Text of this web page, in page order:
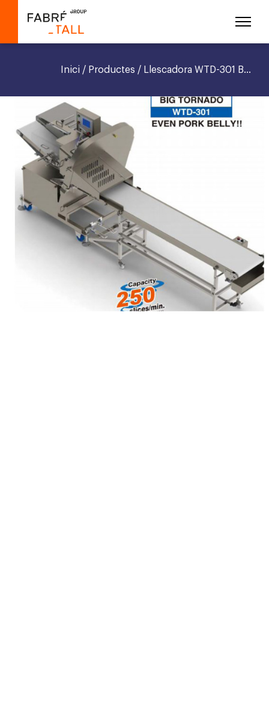
Inici / Productes / Llescadora WTD-301 B...